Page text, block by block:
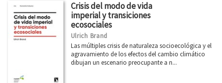
Crisis del modo de vida
imperial y transiciones
ecosociales
Ulrich Brand
Las múltiples crisis de naturaleza socioecológica y el
agravamiento de los efectos del cambio climático
dibujan un escenario preocupante a n...